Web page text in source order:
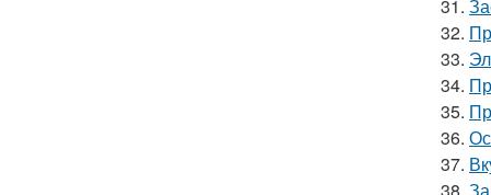
31.
32.
33.
34.
35.
36.
37.